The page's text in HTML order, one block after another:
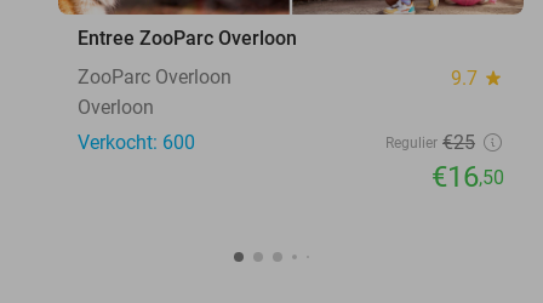
Entree ZooParc Overloon
ZooParc Overloon
9.7 star
Overloon
Verkocht: 600
Regulier €25
€16,50